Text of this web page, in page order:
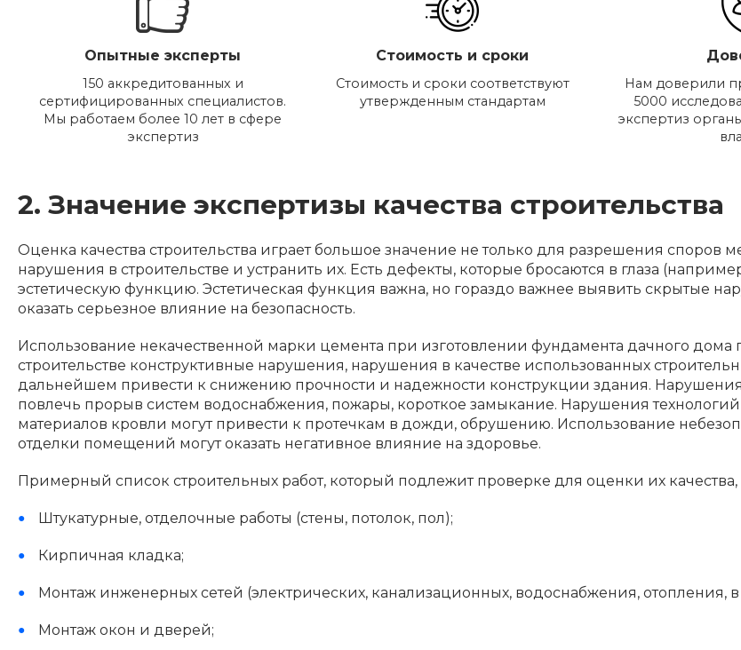
Опытные эксперты
150 аккредитованных и
сертифицированных специалистов.
Мы работаем более 10 лет в сфере
экспертиз
Стоимость и сроки
Стоимость и сроки соответствуют
утвержденным стандартам
Нам доверили
5000
экспертиз
2. Значение экспертизы качества строительства
Оценка качества строительства играет большое значение не только для разрешения
нарушения в строительстве и устранить их. Есть дефекты, которые бросаются в глаза
эстетическую функцию. Эстетическая функция важна, но гораздо важнее выявить скрытые
оказать серьезное влияние на безопасность.
Использование некачественной марки цемента при изготовлении фундамента дачного
строительстве конструктивные нарушения, нарушения в качестве использованных
дальнейшем привести к снижению прочности и надежности конструкции здания.
повлечь прорыв систем водоснабжения, пожары, короткое замыкание. Нарушения
материалов кровли могут привести к протечкам в дожди, обрушению. Использование
отделки помещений могут оказать негативное влияние на здоровье.
Примерный список строительных работ, который подлежит проверке для оценки их качества,
Штукатурные, отделочные работы (стены, потолок, пол);
Кирпичная кладка;
Монтаж инженерных сетей (электрических, канализационных, водоснабжения, отопления,
Монтаж окон и дверей;